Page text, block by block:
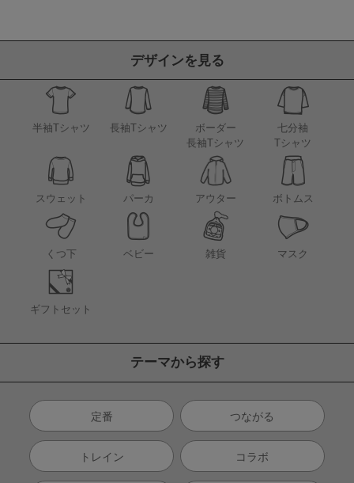
デザインを見る
半袖Tシャツ 長袖Tシャツ
ボーダー
長袖Tシャツ
七分袖
Tシャツ
スウェット パーカ アウター ボトムス
くつ下 ベビー 雑貨 マスク
ギフトセット
テーマから探す
定番 つながる
トレイン コラボ